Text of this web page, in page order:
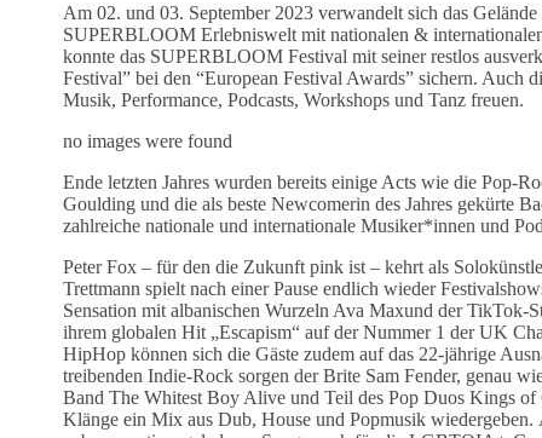
Am 02. und 03. September 2023 verwandelt sich das
SUPERBLOOM Erlebniswelt mit nationalen &
konnte das SUPERBLOOM Festival mit seiner restlos
Festival” bei den “European Festival Awards” sichern. Auch
Musik, Performance, Podcasts, Workshops und Tanz freuen.
no images were found
Ende letzten Jahres wurden bereits einige Acts wie die Pop-
Goulding und die als beste Newcomerin des Jahres gekürte
zahlreiche nationale und internationale Musiker*innen und
Peter Fox – für den die Zukunft pink ist – kehrt als
Trettmann spielt nach einer Pause endlich wieder
Sensation mit albanischen Wurzeln Ava Maxund der
ihrem globalen Hit „Escapism“ auf der Nummer 1 der UK
HipHop können sich die Gäste zudem auf das 22-jährige
treibenden Indie-Rock sorgen der Brite Sam Fender, genau
Band The Whitest Boy Alive und Teil des Pop Duos Kings
Klänge ein Mix aus Dub, House und Popmusik